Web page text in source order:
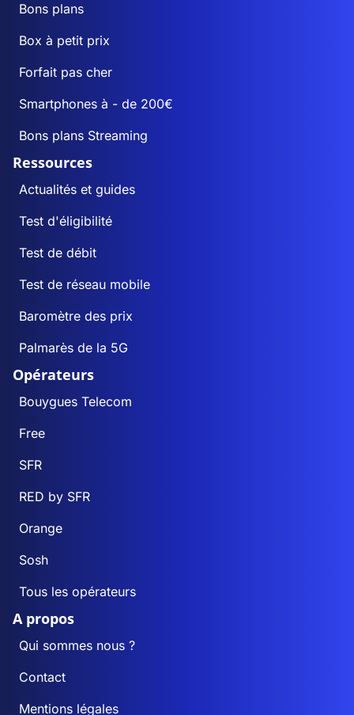
Bons plans
Box à petit prix
Forfait pas cher
Smartphones à - de 200€
Bons plans Streaming
Ressources
Actualités et guides
Test d'éligibilité
Test de débit
Test de réseau mobile
Baromètre des prix
Palmarès de la 5G
Opérateurs
Bouygues Telecom
Free
SFR
RED by SFR
Orange
Sosh
Tous les opérateurs
A propos
Qui sommes nous ?
Contact
Mentions légales